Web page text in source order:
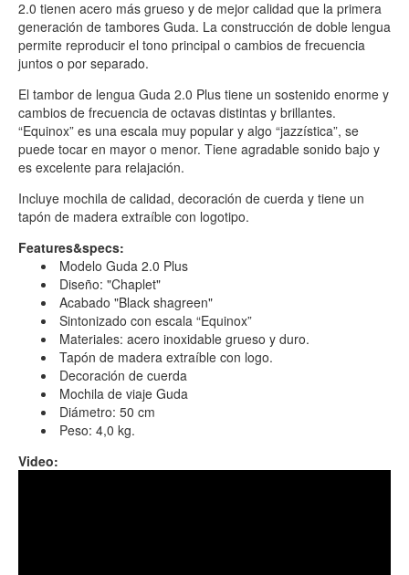
2.0 tienen acero más grueso y de mejor calidad que la primera
generación de tambores Guda. La construcción de doble lengua
permite reproducir el tono principal o cambios de frecuencia
juntos o por separado.
El tambor de lengua Guda 2.0 Plus tiene un sostenido enorme y
cambios de frecuencia de octavas distintas y brillantes.
“Equinox” es una escala muy popular y algo “jazzística”, se
puede tocar en mayor o menor. Tiene agradable sonido bajo y
es excelente para relajación.
Incluye mochila de calidad, decoración de cuerda y tiene un
tapón de madera extraíble con logotipo.
Features&specs:
Modelo Guda 2.0 Plus
Diseño: "Chaplet"
Acabado "Black shagreen"
Sintonizado con escala “Equinox”
Materiales: acero inoxidable grueso y duro.
Tapón de madera extraíble con logo.
Decoración de cuerda
Mochila de viaje Guda
Diámetro: 50 cm
Peso: 4,0 kg.
Video: